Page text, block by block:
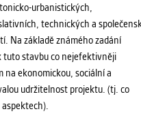
urbanistických,
technických a
Na základě známého zadání
tuto stavbu co nejefektivněji
na ekonomickou, sociální a
udržitelnost projektu. (tj. co